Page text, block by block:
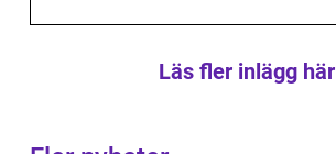
Läs fler inlägg här